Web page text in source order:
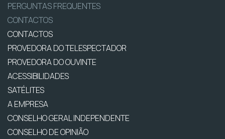
PERGUNTAS FREQUENTES
CONTACTOS
CONTACTOS
PROVEDORA DO TELESPECTADOR
PROVEDORA DO OUVINTE
ACESSIBILIDADES
SATÉLITES
A EMPRESA
CONSELHO GERAL INDEPENDENTE
CONSELHO DE OPINIÃO